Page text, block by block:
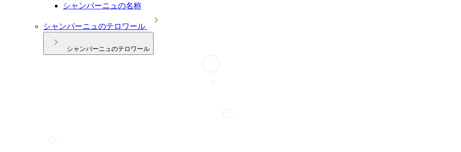
シャンパーニュの名称
シャンパーニュのテロワール
シャンパーニュのテロワール